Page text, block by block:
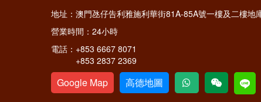
地址： 澳門氹仔告利雅施利華街81A-85A號一樓及二樓地
營業時間： 24小時
電話： +853 6667 8071
+853 2837 2369
Google Map 高德地圖